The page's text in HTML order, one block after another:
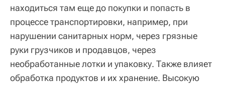
находиться там еще до покупки и попасть в
процессе транспортировки, например, при
нарушении санитарных норм, через грязные
руки грузчиков и продавцов, через
необработанные лотки и упаковку. Также влияет
обработка продуктов и их хранение. Высокую